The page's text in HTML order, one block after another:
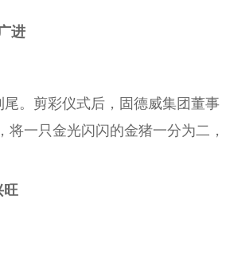
进
。剪彩仪式后，固德威集团董事
，将一只金光闪闪的金猪一分为二，
旺